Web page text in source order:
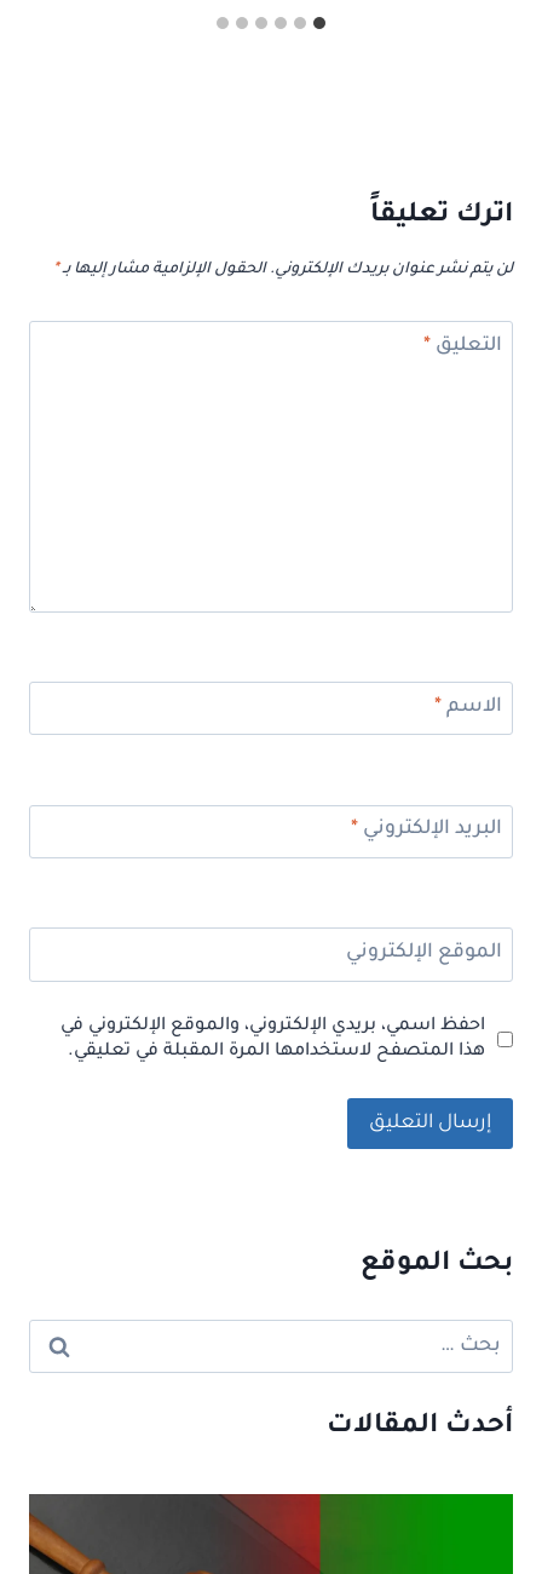
اترك تعليقاً
لن يتم نشر عنوان بريدك الإلكتروني. الحقول الإلزامية مشار إليها بـ*
التعليق *
الاسم *
البريد الإلكتروني *
الموقع الإلكتروني
احفظ اسمي، بريدي الإلكتروني، والموقع الإلكتروني في
هذا المتصفح لاستخدامها المرة المقبلة في تعليقي.
بحث الموقع
البحث
عن:
أحدث المقالات